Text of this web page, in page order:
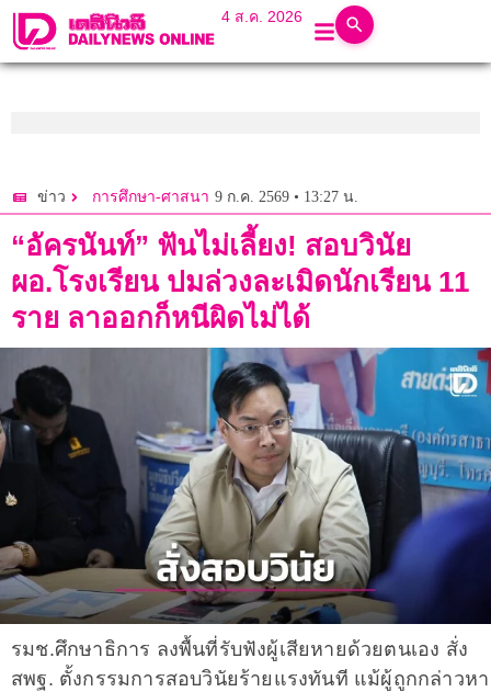
4 ส.ค. 2026
ข่าว การศึกษา-ศาสนา 9 ก.ค. 2569 • 13:27 น.
“อัครนันท์” ฟันไม่เลี้ยง! สอบวินัย
ผอ.โรงเรียน ปมล่วงละเมิดนักเรียน 11
ราย ลาออกก็หนีผิดไม่ได้
รมช.ศึกษาธิการ ลงพื้นที่รับฟังผู้เสียหายด้วยตนเอง สั่ง
สพฐ. ตั้งกรรมการสอบวินัยร้ายแรงทันที แม้ผู้ถูกกล่าวหา